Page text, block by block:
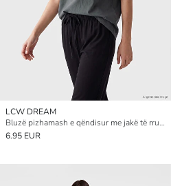
LCW DREAM
Bluzë pizhamash e qëndisur me jakë të rrumbullakët për femra
6.95 EUR